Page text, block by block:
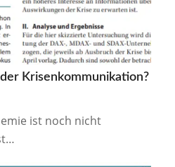
der Krisenkommunikation?
ist noch nicht